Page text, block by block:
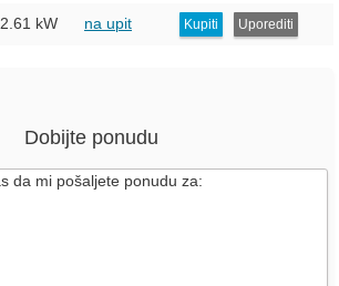
2.61 kW na upit Kupiti Uporediti
Dobijte ponudu